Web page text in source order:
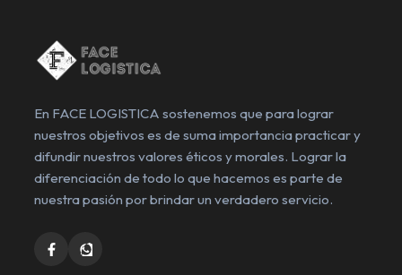
En FACE LOGISTICA sostenemos que para lograr
nuestros objetivos es de suma importancia practicar y
difundir nuestros valores éticos y morales. Lograr la
diferenciación de todo lo que hacemos es parte de
nuestra pasión por brindar un verdadero servicio.